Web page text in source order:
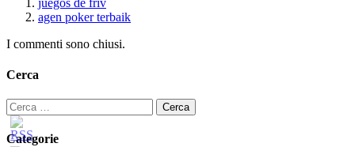
agen poker terbaik
I commenti sono chiusi.
Cerca
Ricerca
per:
Categorie